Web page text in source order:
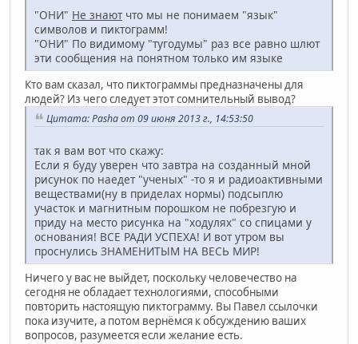
"ОНИ" Не знаютчто мы не понимаем "язык"
символов и пиктограмм!
"ОНИ" По видимому "тугодумы" раз все равно шлют
эти сообщения на понятном только им языке
Кто вам сказал, что пиктограммы предназначены для
людей? Из чего следует этот сомнительный вывод?
Цитата: Pasha от 09 июня 2013 г., 14:53:50
так я вам вот что скажу:
Если я буду уверен что завтра на созданный мной
рисунок по наедет "ученых" -то я и радиоактивными
веществами(ну в приделах нормы) подсыплю
участок и магнитным порошком не побрезгую и
приду на место рисунка на "ходулях" со спицами у
основания! ВСЕ РАДИ УСПЕХА! И вот утром вы
проснулись ЗНАМЕНИТЫМ НА ВЕСЬ МИР!
Ничего у вас не выйдет, поскольку человечество на
сегодня не обладает технологиями, способными
повторить настоящую пиктограмму. Вы Павел ссылочки
пока изучите, а потом вернёмся к обсуждению ваших
вопросов, разумеется если желание есть.